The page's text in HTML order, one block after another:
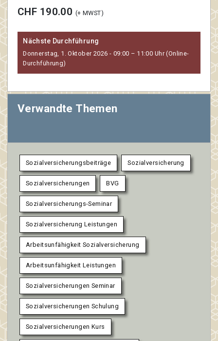
CHF 190.00 (+ MWST)
Nächste Durchführung
Donnerstag, 1. Oktober 2026 - 09:00 – 11:00 Uhr (Online-
Durchführung)
Verwandte Themen
Sozialversicherungsbeiträge Sozialversicherung
Sozialversicherungen BVG
Sozialversicherungs-Seminar
Sozialversicherung Leistungen
Arbeitsunfähigkeit Sozialversicherung
Arbeitsunfähigkeit Leistungen
Sozialversicherungen Seminar
Sozialversicherungen Schulung
Sozialversicherungen Kurs